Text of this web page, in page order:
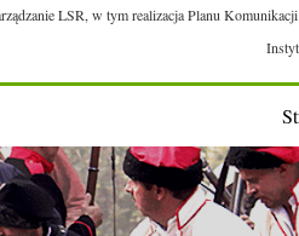
LSR, w tym realizacja Planu Komunikacji.